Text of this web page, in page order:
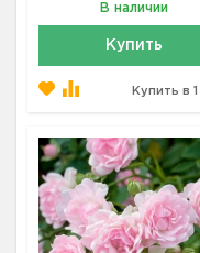
В наличии
Купить
Купить в 1